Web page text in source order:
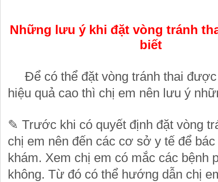
Những lưu ý khi đặt vòng tránh
biết
Để có thể đặt vòng tránh thai được
hiệu quả cao thì chị em nên lưu ý
✎ Trước khi có quyết định đặt vòng
chị em nên đến các cơ sở y tế để
khám. Xem chị em có mắc các bệnh
không. Từ đó có thể hướng dẫn chị